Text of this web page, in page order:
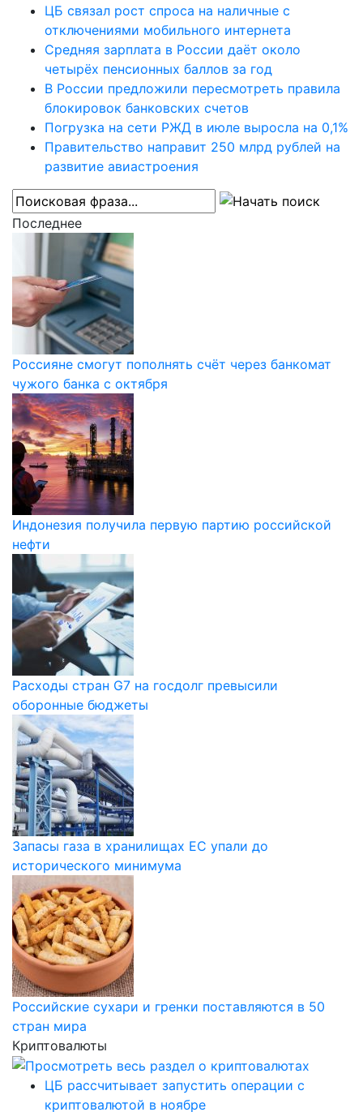
ЦБ связал рост спроса на наличные с
отключениями мобильного интернета
Средняя зарплата в России даёт около
четырёх пенсионных баллов за год
В России предложили пересмотреть правила
блокировок банковских счетов
Погрузка на сети РЖД в июле выросла на 0,1%
Правительство направит 250 млрд рублей на
развитие авиастроения
Последнее
Россияне смогут пополнять счёт через банкомат
чужого банка с октября
Индонезия получила первую партию российской
нефти
Расходы стран G7 на госдолг превысили
оборонные бюджеты
Запасы газа в хранилищах ЕС упали до
исторического минимума
Российские сухари и гренки поставляются в 50
стран мира
Криптовалюты
ЦБ рассчитывает запустить операции с
криптовалютой в ноябре